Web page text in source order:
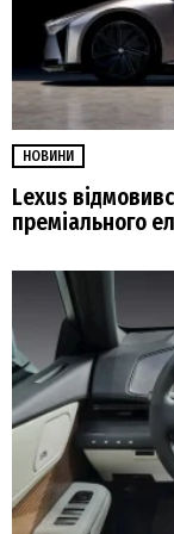
НОВИНИ
Lexus
преміального